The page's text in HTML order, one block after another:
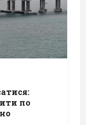
по